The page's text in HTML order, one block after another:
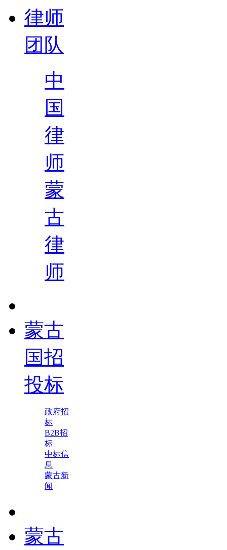
律师
团队
中
国
律
师
蒙
古
律
师
蒙古
国招
投标
政府招
标
B2B招
标
中标信
息
蒙古新
闻
蒙古